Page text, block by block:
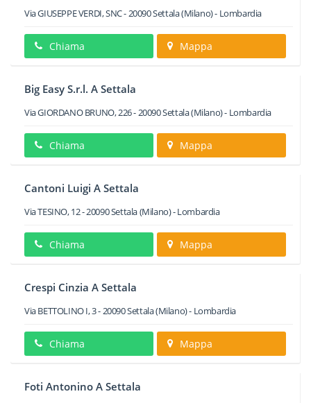
Via GIUSEPPE VERDI, SNC-20090Settala(Milano) - Lombardia
Chiama Mappa
Big Easy S.r.l. A Settala
Via GIORDANO BRUNO, 226-20090Settala(Milano) - Lombardia
Chiama Mappa
Cantoni Luigi A Settala
Via TESINO, 12-20090Settala(Milano) -Lombardia
Chiama Mappa
Crespi Cinzia A Settala
Via BETTOLINO I, 3-20090Settala(Milano) - Lombardia
Chiama Mappa
Foti Antonino A Settala